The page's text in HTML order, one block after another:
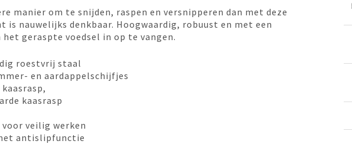
manier om te snijden, raspen en versnipperen dan met deze
nauwelijks denkbaar. Hoogwaardig, robuust en met een
geraspte voedsel in op te vangen.
roestvrij staal
en aardappelschijfjes
kaasrasp
veilig werken
antislipfunctie